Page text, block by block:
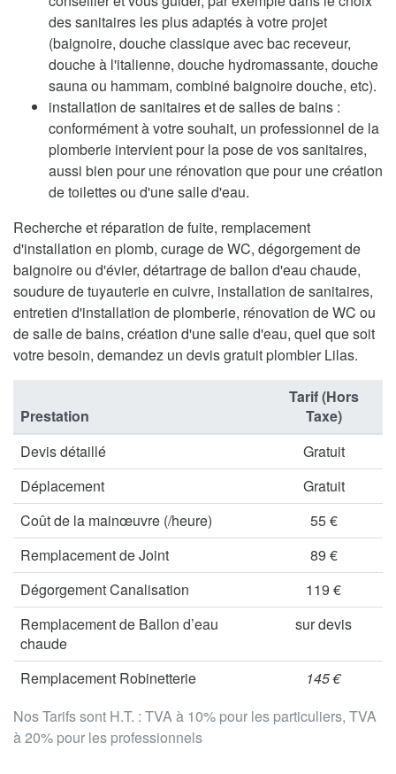
des sanitaires les plus adaptés à votre projet
(baignoire, douche classique avec bac receveur,
douche à l'italienne, douche hydromassante, douche
sauna ou hammam, combiné baignoire douche, etc).
installation de sanitaires et de salles de bains :
conformément à votre souhait, un professionnel de la
plomberie intervient pour la pose de vos sanitaires,
aussi bien pour une rénovation que pour une création
de toilettes ou d'une salle d'eau.
Recherche et réparation de fuite, remplacement
d'installation en plomb, curage de WC, dégorgement de
baignoire ou d'évier, détartrage de ballon d'eau chaude,
soudure de tuyauterie en cuivre, installation de sanitaires,
entretien d'installation de plomberie, rénovation de WC ou
de salle de bains, création d'une salle d'eau, quel que soit
votre besoin, demandez un devis gratuit plombier Lilas.
Nos Tarifs sont H.T. : TVA à 10% pour les particuliers, TVA
à 20% pour les professionnels
Prestation
Tarif (Hors
Taxe)
Devis détaillé
Gratuit
Déplacement
Gratuit
Coût de la mainœuvre (/heure)
55 €
Remplacement de Joint
89 €
Dégorgement Canalisation
119 €
Remplacement de Ballon d’eau
chaude
sur devis
Remplacement Robinetterie 145 €